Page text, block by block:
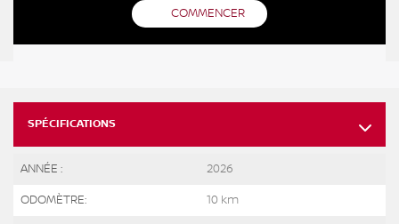
SPÉCIFICATIONS
ANNÉE : 2026
ODOMÈTRE: 10 km
COMMENCER